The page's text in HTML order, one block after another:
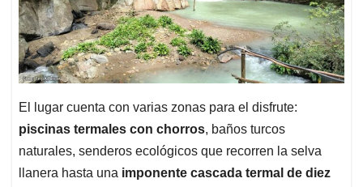
El lugar cuenta con varias zonas para el disfrute:
piscinas termales con chorros, baños turcos
naturales, senderos ecológicos que recorren la selva
llanera hasta una imponente cascada termal de diez